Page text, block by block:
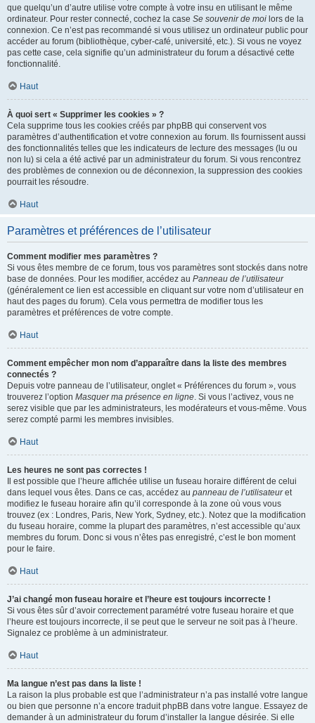
que quelqu’un d’autre utilise votre compte à votre insu en utilisant le même
ordinateur. Pour rester connecté, cochez la case Se souvenir de moi lors de la
connexion. Ce n’est pas recommandé si vous utilisez un ordinateur public pour
accéder au forum (bibliothèque, cyber-café, université, etc.). Si vous ne voyez
pas cette case, cela signifie qu’un administrateur du forum a désactivé cette
fonctionnalité.
Haut
À quoi sert « Supprimer les cookies » ?
Cela supprime tous les cookies créés par phpBB qui conservent vos
paramètres d’authentification et votre connexion au forum. Ils fournissent aussi
des fonctionnalités telles que les indicateurs de lecture des messages (lu ou
non lu) si cela a été activé par un administrateur du forum. Si vous rencontrez
des problèmes de connexion ou de déconnexion, la suppression des cookies
pourrait les résoudre.
Haut
Paramètres et préférences de l’utilisateur
Comment modifier mes paramètres ?
Si vous êtes membre de ce forum, tous vos paramètres sont stockés dans notre
base de données. Pour les modifier, accédez au Panneau de l’utilisateur
(généralement ce lien est accessible en cliquant sur votre nom d’utilisateur en
haut des pages du forum). Cela vous permettra de modifier tous les
paramètres et préférences de votre compte.
Haut
Comment empêcher mon nom d’apparaître dans la liste des membres
connectés ?
Depuis votre panneau de l’utilisateur, onglet « Préférences du forum », vous
trouverez l’option Masquer ma présence en ligne. Si vous l’activez, vous ne
serez visible que par les administrateurs, les modérateurs et vous-même. Vous
serez compté parmi les membres invisibles.
Haut
Les heures ne sont pas correctes !
Il est possible que l’heure affichée utilise un fuseau horaire différent de celui
dans lequel vous êtes. Dans ce cas, accédez au panneau de l’utilisateuret
modifiez le fuseau horaire afin qu’il corresponde à la zone où vous vous
trouvez (ex : Londres, Paris, New York, Sydney, etc.). Notez que la modification
du fuseau horaire, comme la plupart des paramètres, n’est accessible qu’aux
membres du forum. Donc si vous n’êtes pas enregistré, c’est le bon moment
pour le faire.
Haut
J’ai changé mon fuseau horaire et l’heure est toujours incorrecte !
Si vous êtes sûr d’avoir correctement paramétré votre fuseau horaire et que
l’heure est toujours incorrecte, il se peut que le serveur ne soit pas à l’heure.
Signalez ce problème à un administrateur.
Haut
Ma langue n’est pas dans la liste !
La raison la plus probable est que l’administrateur n’a pas installé votre langue
ou bien que personne n’a encore traduit phpBB dans votre langue. Essayez de
demander à un administrateur du forum d’installer la langue désirée. Si elle